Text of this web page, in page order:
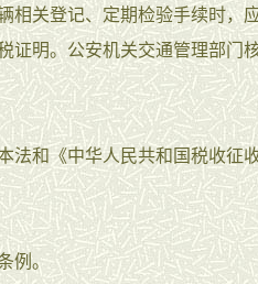
关登记、定期检验手续时，
证明。公安机关交通管理部门
《中华人民共和国税收征
例。